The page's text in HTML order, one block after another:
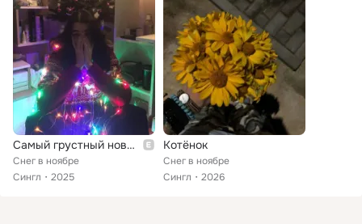
Самый грустный новый год
Снег в ноябре
Сингл
2025
Котёнок
Снег в ноябре
Сингл
2026